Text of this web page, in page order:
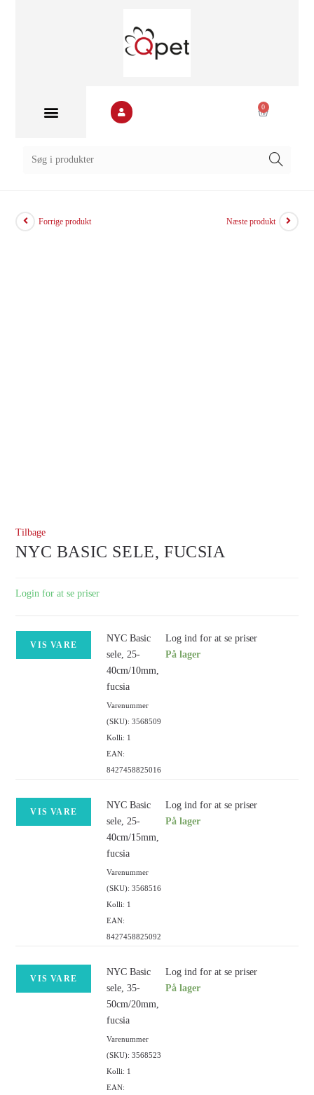
0
Forrige produkt Næste produkt
Tilbage
NYC BASIC SELE, FUCSIA
Login for at se priser
VIS VARE
NYC Basic
sele, 25-
40cm/10mm,
fucsia
Varenummer
(SKU): 3568509
Kolli: 1
EAN:
8427458825016
Log ind for at se priser
På lager
VIS VARE
NYC Basic
sele, 25-
40cm/15mm,
fucsia
Varenummer
(SKU): 3568516
Kolli: 1
EAN:
8427458825092
Log ind for at se priser
På lager
VIS VARE
NYC Basic
sele, 35-
50cm/20mm,
fucsia
Varenummer
(SKU): 3568523
Kolli: 1
EAN:
Log ind for at se priser
På lager